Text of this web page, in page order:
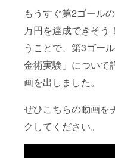
もうすぐ第2ゴール
万円を達成できそう
うことで、第3ゴー
金術実験」について
画を出しました。
ぜひこちらの動画を
クしてください。